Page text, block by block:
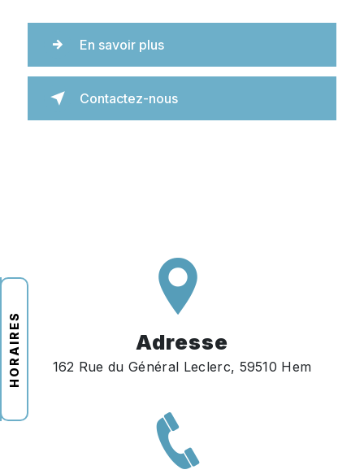
HORAIRES
En savoir plus
Contactez-nous
Adresse
162 Rue du Général Leclerc, 59510 Hem